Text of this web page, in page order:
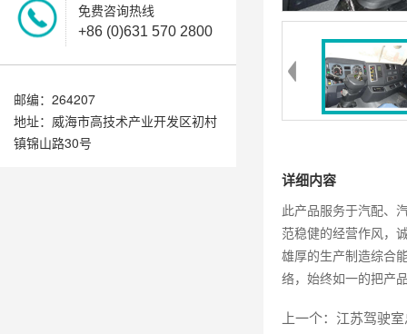
免费咨询热线
+86 (0)631 570 2800
邮编：264207
地址：威海市高技术产业开发区初村
镇锦山路30号
详细内容
此产品服务于汽配、
范稳健的经营作风，
雄厚的生产制造综合
络，始终如一的把产
上一个： 江苏驾驶